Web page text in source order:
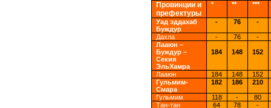
Провинции и
префектуры
* ** ***
Уад эддахаб
Буждур
- 76 -
Дахла - 76
-
Лааюн –
Буждур –
Секия
ЭльХамра
184 148 152
Лааюн 184 148
152
Гульмим-
Смара
182 186 210
Гульмим 118 -
80
Тан-тан
64 78
-